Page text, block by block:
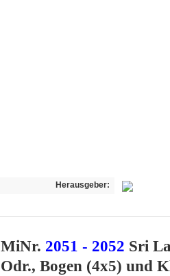
Herausgeber:
MiNr. 2051 - 2052 Sri
Odr., Bogen (4x5) und